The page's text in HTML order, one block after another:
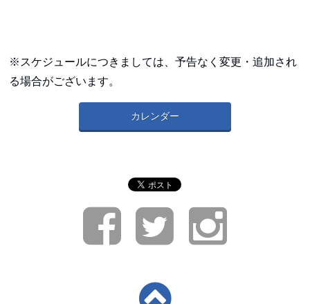
※スケジュールにつきましては、予告なく変更・追加され
る場合がございます。
カレンダー